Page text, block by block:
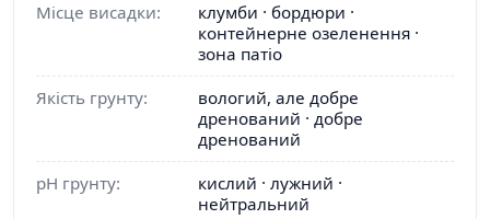
Місце висадки:
клумби · бордюри ·
контейнерне озеленення ·
зона патіо
Якість грунту:
вологий, але добре
дренований · добре
дренований
pH грунту:
кислий · лужний ·
нейтральний